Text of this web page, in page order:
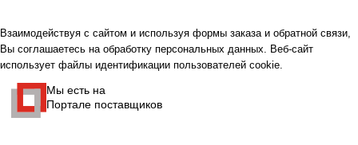
Взаимодействуя с сайтом и используя формы заказа и обратной связи,
Вы соглашаетесь на обработку персональных данных. Веб-сайт
использует файлы идентификации пользователей cookie.
Мы есть на
Портале поставщиков